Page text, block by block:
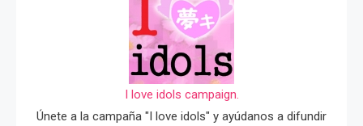
I love idols campaign.
Únete a la campaña "I love idols" y ayúdanos a difundir